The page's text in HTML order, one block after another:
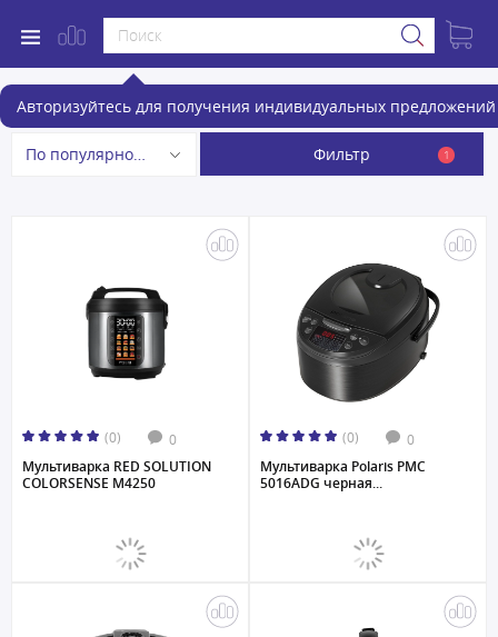
Авторизуйтесь для получения индивидуальных предложений
Мультиварки
По популярности Фильтр 1
(0) 0
Мультиварка RED SOLUTION
COLORSENSE M4250
(0) 0
Мультиварка Polaris PMC
5016ADG черная...